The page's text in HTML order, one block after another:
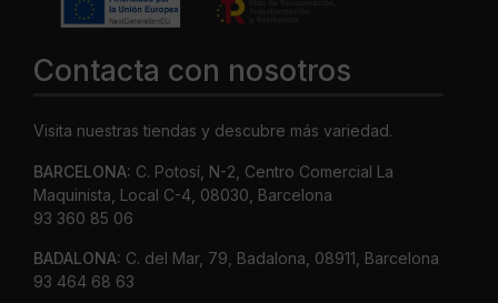
Contacta con nosotros
Visita nuestras tiendas y descubre más variedad.
BARCELONA: C. Potosí, N-2, Centro Comercial La
Maquinista, Local C-4, 08030, Barcelona
93 360 85 06
BADALONA: C. del Mar, 79, Badalona, 08911, Barcelona
93 464 68 63